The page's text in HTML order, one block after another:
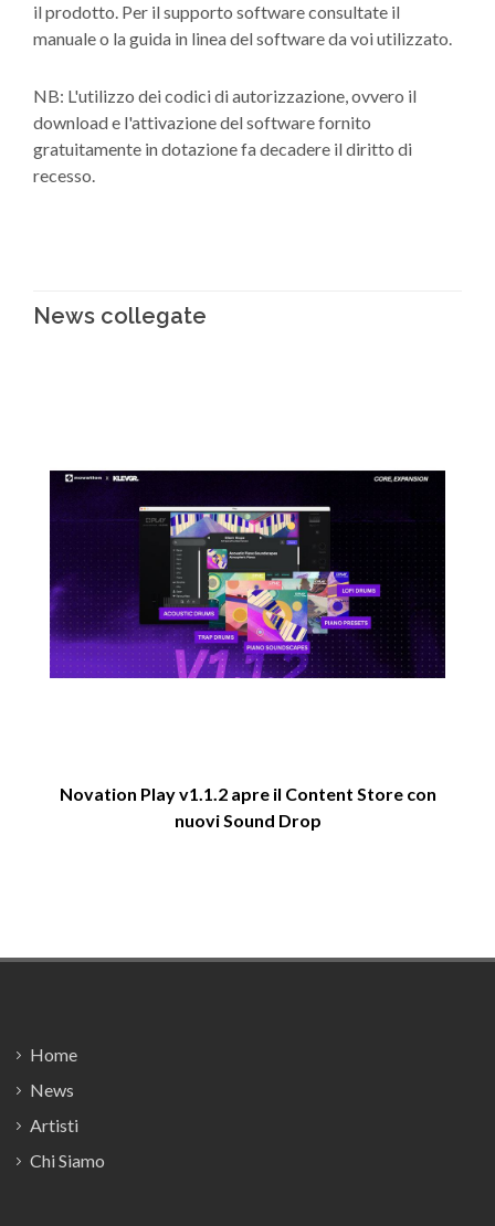
il prodotto. Per il supporto software consultate il
manuale o la guida in linea del software da voi utilizzato.
NB: L'utilizzo dei codici di autorizzazione, ovvero il
download e l'attivazione del software fornito
gratuitamente in dotazione fa decadere il diritto di
recesso.
News collegate
Novation Play v1.1.2 apre il Content Store con
nuovi Sound Drop
Home
News
Artisti
Chi Siamo